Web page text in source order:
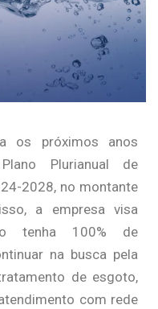
os próximos anos
Plurianual de
2028, no montante
a empresa visa
tenha 100% de
na busca pela
de esgoto,
com rede